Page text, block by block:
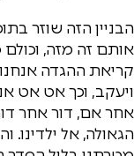
הבניין הזה שוזר
אותם זה מזה,
קריאת ההגדה
ויעקב, וכך אט אט
אחר אם, דור אחר
הגאולה, אל ילדינו.